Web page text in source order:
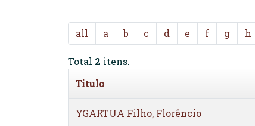
all a b c d e f g h
Total 2 itens.
Titulo
YGARTUA Filho, Florêncio